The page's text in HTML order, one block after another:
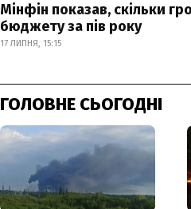
Мінфін показав, скільки
бюджету за пів року
17 ЛИПНЯ, 15:15
ГОЛОВНЕ СЬОГОДНІ